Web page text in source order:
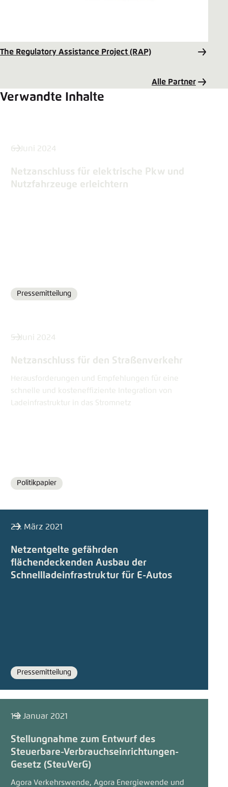
The Regulatory Assistance Project (RAP)
Alle Partner
Verwandte Inhalte
6. Juni 2024
Netzanschluss für elektrische Pkw und
Nutzfahrzeuge erleichtern
Format
Pressemitteilung
5. Juni 2024
Netzanschluss für den Straßenverkehr
Herausforderungen und Empfehlungen für eine
schnelle und kosteneffiziente Integration von
Ladeinfrastruktur in das Stromnetz
Format
Politikpapier
23. März 2021
Netzentgelte gefährden
flächendeckenden Ausbau der
Schnellladeinfrastruktur für E-Autos
Format
Pressemitteilung
19. Januar 2021
Stellungnahme zum Entwurf des
Steuerbare-Verbrauchseinrichtungen-
Gesetz (SteuVerG)
Agora Verkehrswende, Agora Energiewende und